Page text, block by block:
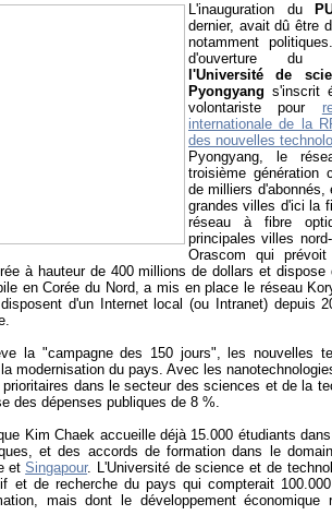
L'inauguration du
dernier, avait dû être
notamment
d'ouverture du
l'Université de
Pyongyang s'inscrit
volontariste pour
internationale de la
des nouvelles
Pyongyang, le
troisième génération
de milliers
grandes villes d'ici la
réseau à fibre
principales villes
Orascom qui
à hauteur de 400 millions de dollars et
en Corée du Nord, a mis en place le réseau
d'un Internet local (ou Intranet) depuis
la "campagne des 150 jours", les nouvelles
modernisation du pays. Avec les
dans le secteur des sciences et de la
des dépenses publiques de 8 %.
Kim Chaek accueille déjà 15.000 étudiants
et des accords de formation dans le
et Singapour. L'Université de science et de
et de recherche du pays qui compterait
mais dont le développement